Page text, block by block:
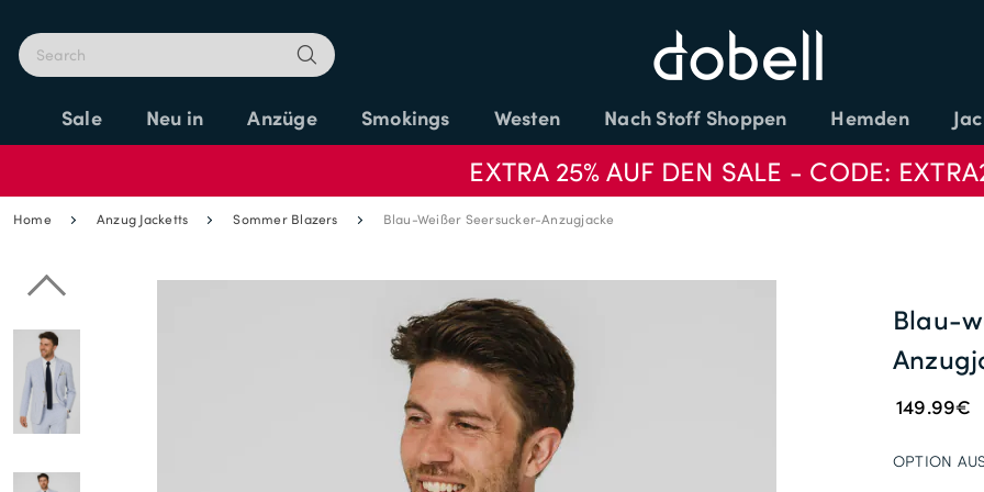
Sale Neu in Anzüge Smokings Westen Nach Stoff Shoppen Hemden
EXTRA 25% AUF DEN SALE - CODE:
Home Anzug Jacketts Sommer Blazers Blau-Weißer Seersucker-Anzugjacke
149.99€
Blau-
OPTION